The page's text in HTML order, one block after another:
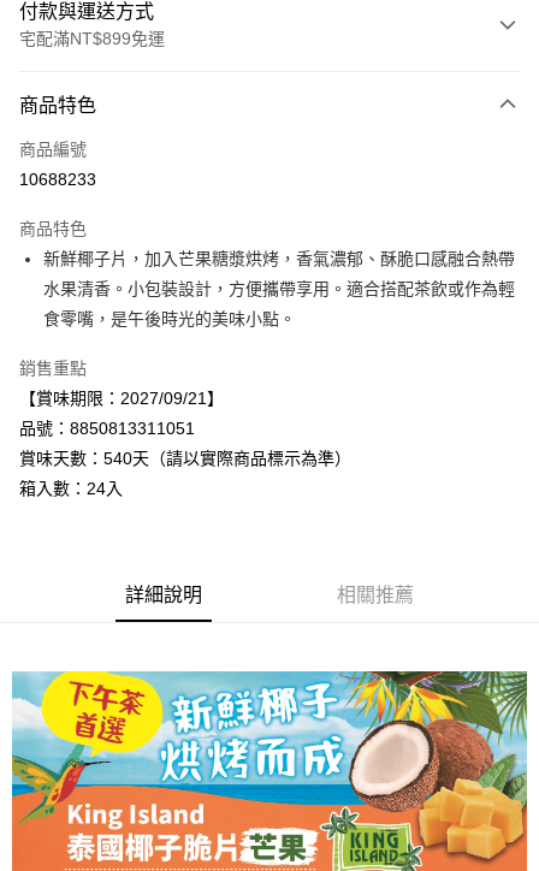
付款與運送方式
宅配滿NT$899免運
信用卡一次付款
LINE Pay
街口支付
悠遊付
全盈+PAY
AFTEE先享後付
相關說明
【關於「AFTEE先享後付」】
３．安心：先確認商品／服務後，再付款。
結帳頁面，進行簡訊認證並確認金額後，即可完成結帳。
２．訂單成立數日內，您將收到繳費通知簡訊。
３．收到繳費通知簡訊後14天內，點擊此簡訊中的連結，可透過四大超商／
ATM／網路銀行／等多元方式進行付款，方視為交易完成。
※ 請注意：結帳手續完成當下不需立刻繳費，但若您需要取消訂單，請聯絡
購買商品的店家。未經商家同意取消之訂單仍視為有效，需透過AFTEE先享
後付繳納相關費用。
※ 交易是否成功請以「AFTEE先享後付 」之結帳頁面顯示為準，若有關於
是否繳費成功／繳費後需取消欲退款等相關疑問，請聯繫「AFTEE先享後付
每筆NT$120，滿NT$899(含以上)免運費
商品特色
商品編號
10688233
商品特色
新鮮椰子片，加入芒果糖漿烘烤，香氣濃郁、酥脆口感融合熱帶
水果清香。小包裝設計，方便攜帶享用。適合搭配茶飲或作為輕
食零嘴，是午後時光的美味小點。
銷售重點
【賞味期限：2027/09/21】
品號：8850813311051
賞味天數：540天（請以實際商品標示為準）
箱入數：24入
詳細說明 相關推薦